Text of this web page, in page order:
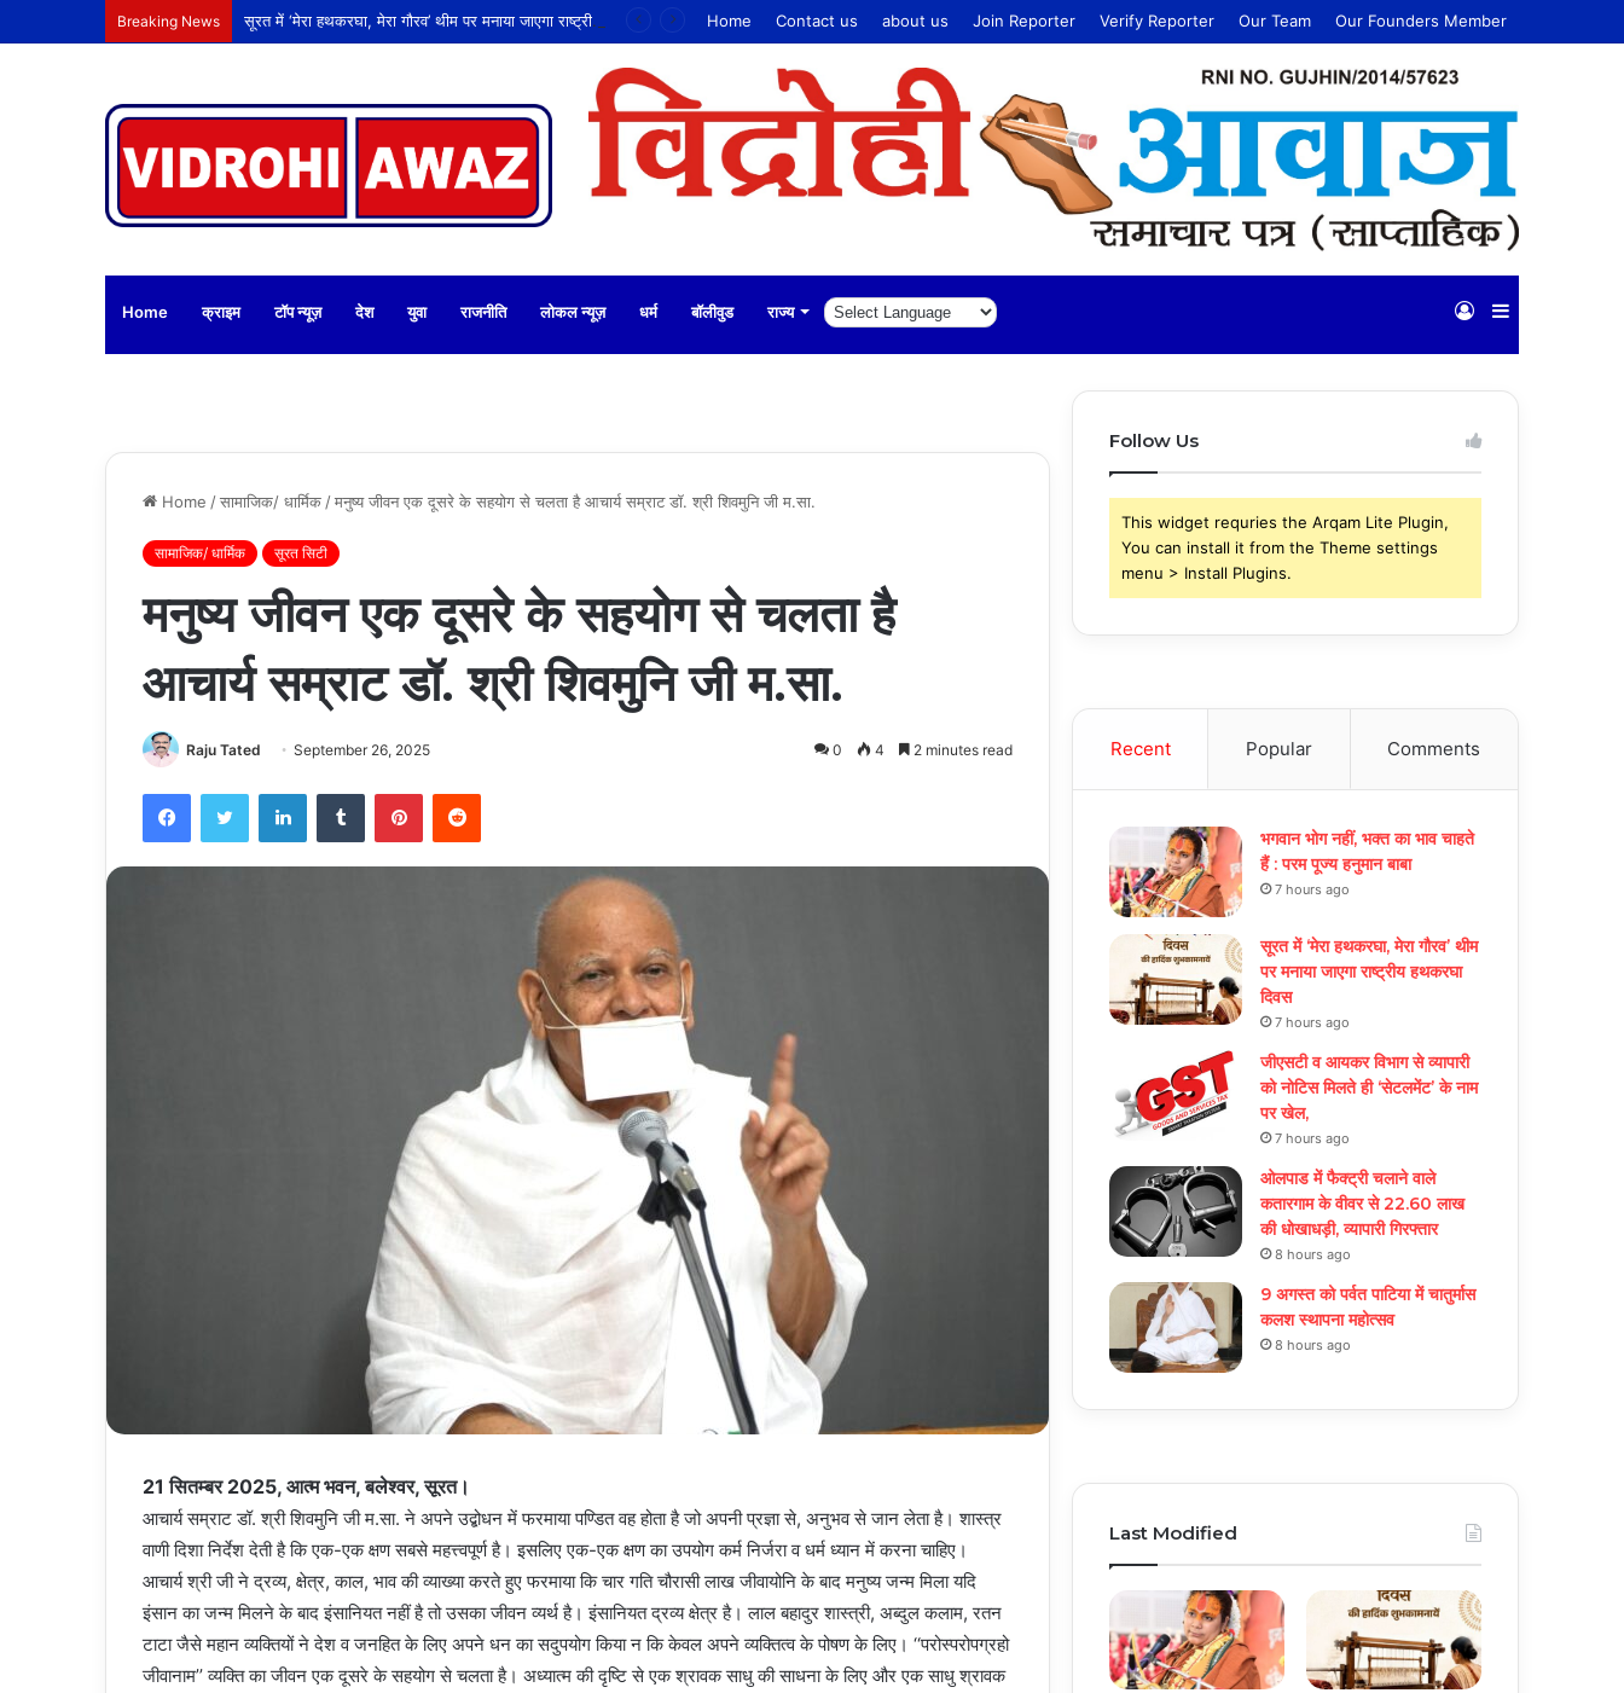
Breaking News सूरत में ‘मेरा हथकरघा, मेरा गौरव’ थीम पर मनाया जाएगा राष्ट्रीय हथकरघा दिवस Home Contact us about us Join Reporter Verify Reporter Our Team Our Founders Member
Home क्राइम टॉप न्यूज़ देश युवा राजनीति लोकल न्यूज़ धर्म बॉलीवुड राज्य Sidebar
Log
Home /सामाजिक/ धार्मिक/मनुष्य जीवन एक दूसरे के सहयोग से चलता है आचार्य सम्राट डॉ. श्री शिवमुनि जी म.सा.
सामाजिक/ धार्मिक सूरत सिटी
मनुष्य जीवन एक दूसरे के सहयोग से चलता है
आचार्य सम्राट डॉ. श्री शिवमुनि जी म.सा.
Raju Tated September 26, 2025 0 4 2 minutes read
FacebookTwitter LinkedInTumblr PinterestReddit
21 सितम्बर 2025, आत्म भवन, बलेश्वर, सूरत।
आचार्य सम्राट डॉ. श्री शिवमुनि जी म.सा. ने अपने उद्बोधन में फरमाया पण्डित वह होता है जो अपनी प्रज्ञा से, अनुभव से जान लेता है। शास्त्र
वाणी दिशा निर्देश देती है कि एक-एक क्षण सबसे महत्त्वपूर्ण है। इसलिए एक-एक क्षण का उपयोग कर्म निर्जरा व धर्म ध्यान में करना चाहिए।
आचार्य श्री जी ने द्रव्य, क्षेत्र, काल, भाव की व्याख्या करते हुए फरमाया कि चार गति चौरासी लाख जीवायोनि के बाद मनुष्य जन्म मिला यदि
इंसान का जन्म मिलने के बाद इंसानियत नहीं है तो उसका जीवन व्यर्थ है। इंसानियत द्रव्य क्षेत्र है। लाल बहादुर शास्त्री, अब्दुल कलाम, रतन
टाटा जैसे महान व्यक्तियों ने देश व जनहित के लिए अपने धन का सदुपयोग किया न कि केवल अपने व्यक्तित्व के पोषण के लिए। ‘‘परोस्परोपग्रहो
जीवानाम’’ व्यक्ति का जीवन एक दूसरे के सहयोग से चलता है। अध्यात्म की दृष्टि से एक श्रावक साधु की साधना के लिए और एक साधु श्रावक
Follow Us
This widget requries the Arqam Lite Plugin,
You can install it from the Theme settings
menu > Install Plugins.
Recent Popular Comments
भगवान भोग नहीं, भक्त का भाव चाहते
हैं : परम पूज्य हनुमान बाबा
7 hours ago
सूरत में ‘मेरा हथकरघा, मेरा गौरव’ थीम
पर मनाया जाएगा राष्ट्रीय हथकरघा
दिवस
7 hours ago
जीएसटी व आयकर विभाग से व्यापारी
को नोटिस मिलते ही ‘सेटलमेंट’ के नाम
पर खेल,
7 hours ago
ओलपाड में फैक्ट्री चलाने वाले
कतारगाम के वीवर से 22.60 लाख
की धोखाधड़ी, व्यापारी गिरफ्तार
8 hours ago
9 अगस्त को पर्वत पाटिया में चातुर्मास
कलश स्थापना महोत्सव
8 hours ago
Last Modified